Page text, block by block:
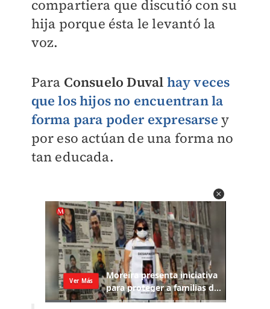
compartiera que discutió con su
hija porque ésta le levantó la
voz.
Para Consuelo Duval hay veces
que los hijos no encuentran la
forma para poder expresarse y
por eso actúan de una forma no
tan educada.